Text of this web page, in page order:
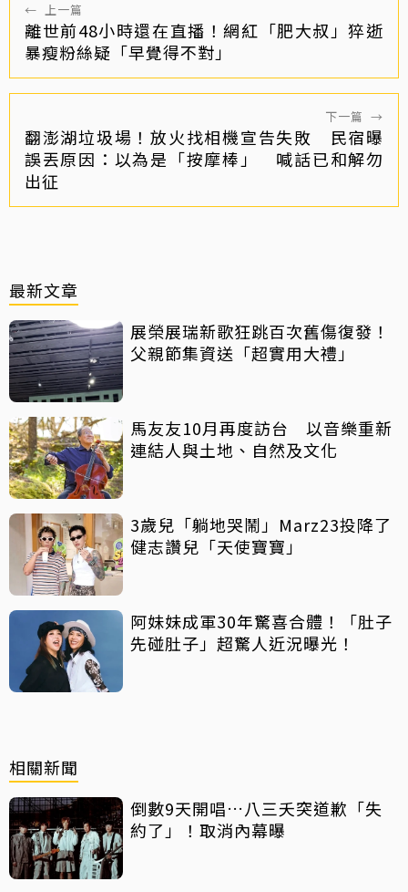
← 上一篇
離世前48小時還在直播！網紅「肥大叔」猝逝
暴瘦粉絲疑「早覺得不對」
下一篇 →
翻澎湖垃圾場！放火找相機宣告失敗 民宿曝
誤丟原因：以為是「按摩棒」 喊話已和解勿
出征
最新文章
展榮展瑞新歌狂跳百次舊傷復發！
父親節集資送「超實用大禮」
馬友友10月再度訪台 以音樂重新
連結人與土地、自然及文化
3歲兒「躺地哭鬧」Marz23投降了
健志讚兒「天使寶寶」
阿妹妹成軍30年驚喜合體！「肚子
先碰肚子」超驚人近況曝光！
相關新聞
倒數9天開唱…八三夭突道歉「失
約了」！取消內幕曝